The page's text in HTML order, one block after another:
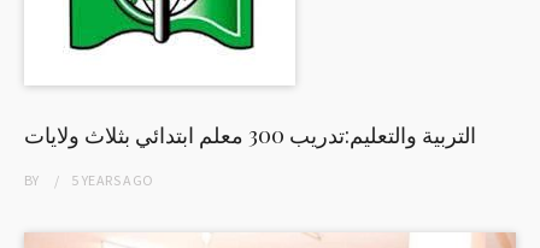
التربية والتعليم:تدريب 300 معلم ابتدائي بثلاث ولايات
BY 5 YEARSAGO